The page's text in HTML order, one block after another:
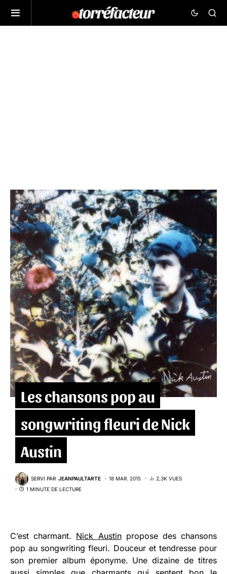
Les chansons pop au
songwriting fleuri de Nick
Austin
SERVI PAR JEANPAULTARTE 18 MAR. 2015
2,3K VUES
1 MINUTE DE LECTURE
C’est charmant. Nick Austinpropose des chansons
pop au songwriting fleuri. Douceur et tendresse pour
son premier album éponyme. Une dizaine de titres